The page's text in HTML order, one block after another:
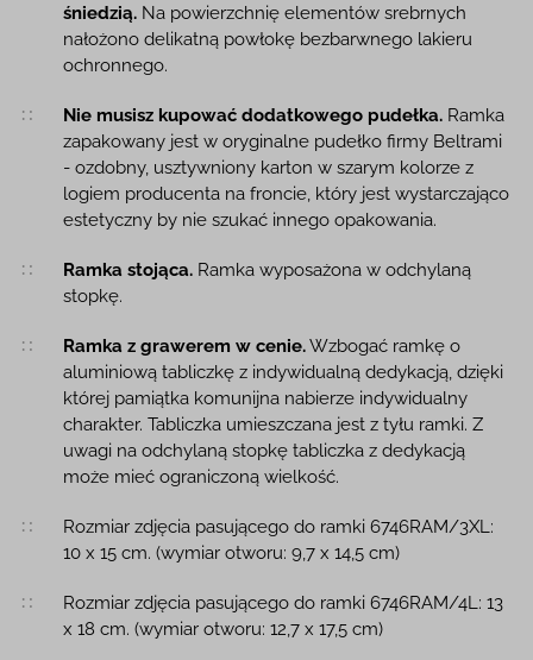
śniedzią.Na powierzchnię elementów srebrnych
nałożono delikatną powłokę bezbarwnego lakieru
ochronnego.
Nie musisz kupować dodatkowego pudełka.Ramka
zapakowany jest w oryginalne pudełko firmy Beltrami
- ozdobny, usztywniony karton w szarym kolorze z
logiem producenta na froncie, który jest wystarczająco
estetyczny by nie szukać innego opakowania.
Ramka stojąca.Ramka wyposażona w odchylaną
stopkę.
Ramka z grawerem w cenie.Wzbogać ramkę o
aluminiową tabliczkę z indywidualną dedykacją, dzięki
której pamiątka komunijna nabierze indywidualny
charakter. Tabliczka umieszczana jest z tyłu ramki. Z
uwagi na odchylaną stopkę tabliczka z dedykacją
może mieć ograniczoną wielkość.
Rozmiar zdjęcia pasującego do ramki 6746RAM/3XL:
10 x 15 cm. (wymiar otworu: 9,7 x 14,5 cm)
Rozmiar zdjęcia pasującego do ramki 6746RAM/4L: 13
x 18 cm. (wymiar otworu: 12,7 x 17,5 cm)